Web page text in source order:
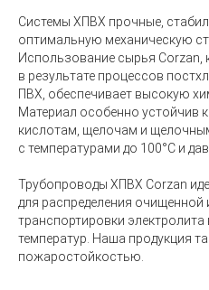
Системы ХПВХ прочные,
оптимальную механическую
Использование сырья Corzan,
в результате процессов
ПВХ, обеспечивает высокую
Материал особенно устойчив
кислотам, щелочам и
с температурами до 100°C и
Трубопроводы ХПВХ Corzan
для распределения очищенной
транспортировки
температур. Наша продукция
пожаростойкостью.